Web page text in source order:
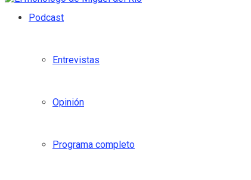
Podcast
Entrevistas
Opinión
Programa completo